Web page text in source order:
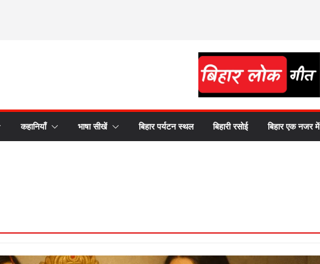
कहानियाँ भाषा सीखें बिहार पर्यटन स्थल बिहारी रसोई बिहार एक नजर में